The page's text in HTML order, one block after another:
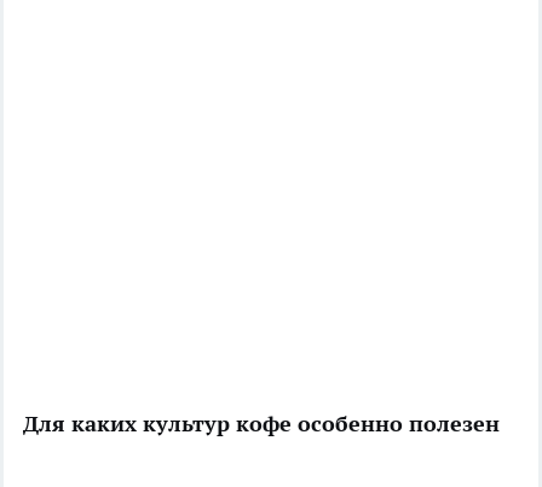
Для каких культур кофе особенно полезен